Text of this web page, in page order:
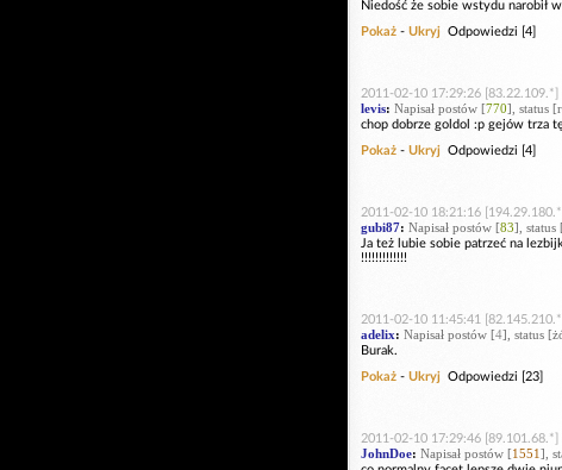
Niedość że sobie wstydu narobił
Pokaż - Ukryj Odpowiedzi [4]
2011-02-10 17:29:26 [83.22.109.*]
levis: Napisał postów [770], status
chop dobrze goldol :p gejów trza
Pokaż - Ukryj Odpowiedzi [4]
2011-02-10 18:21:16
gubi87: Napisał postów [83], status
Ja też lubie sobie patrzeć na
!!!!!!!!!!!!!
2011-02-10 11:45:41
adelix: Napisał postów [4], status
Burak.
Pokaż - Ukryj Odpowiedzi [23]
2011-02-10 17:29:46 [89.101.68.*]
JohnDoe: Napisał postów [1551],